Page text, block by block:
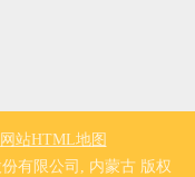
网站HTML地图
有限公司, 内蒙古 版权